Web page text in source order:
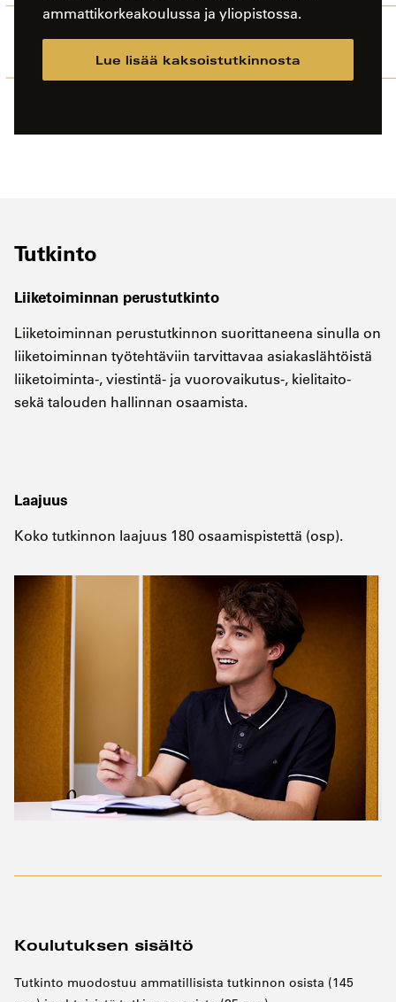
ammattikorkeakoulussa ja yliopistossa.
Lue lisää kaksoistutkinnosta
Tutkinto
Liiketoiminnan perustutkinto
Liiketoiminnan perustutkinnon suorittaneena sinulla on
liiketoiminnan työtehtäviin tarvittavaa asiakaslähtöistä
liiketoiminta-, viestintä- ja vuorovaikutus-, kielitaito-
sekä talouden hallinnan osaamista.
Laajuus
Koko tutkinnon laajuus 180 osaamispistettä (osp).
Koulutuksen sisältö
Tutkinto muodostuu ammatillisista tutkinnon osista (145